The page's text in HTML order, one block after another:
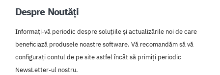
Despre Noutăți
Informați-vă periodic despre soluțiile și actualizările noi de care
beneficiază produsele noastre software. Vă recomandăm să vă
configurați contul de pe site astfel încât să primiți periodic
NewsLetter-ul nostru.